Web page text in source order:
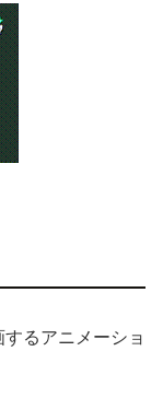
るアニメーショ